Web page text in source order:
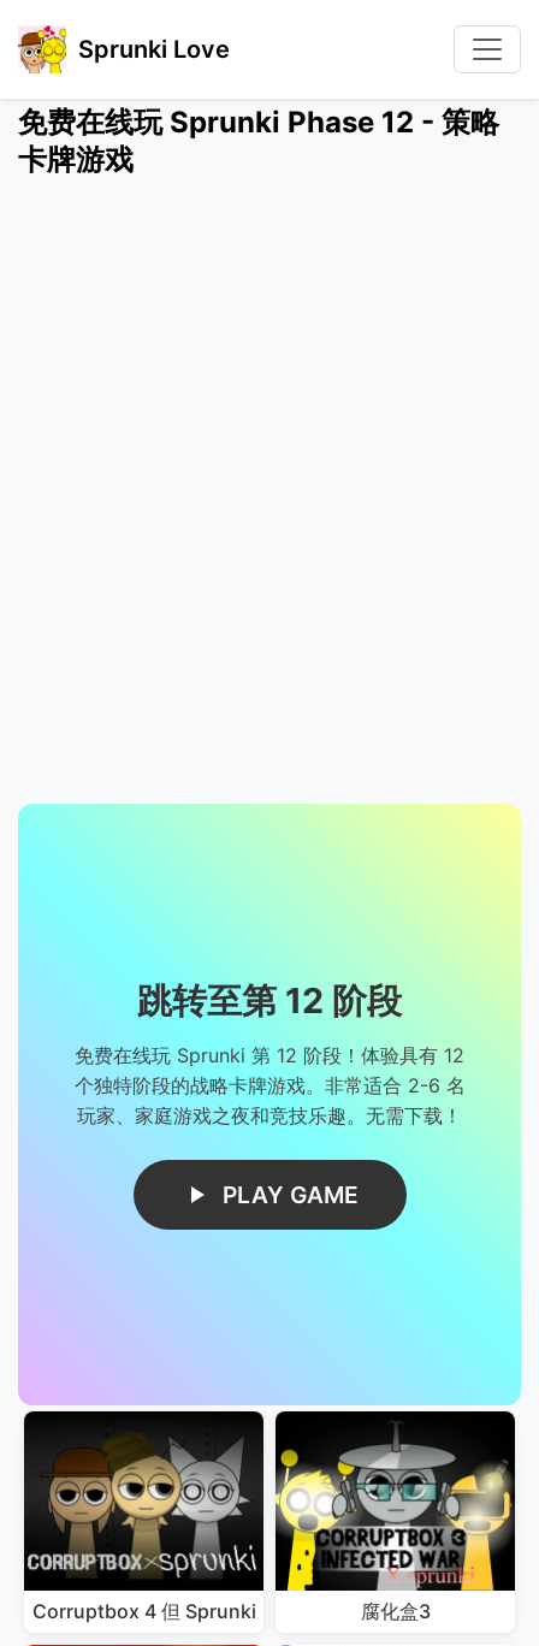
Sprunki Love
免费在线玩 Sprunki Phase 12 - 策略
卡牌游戏
跳转至第 12 阶段
免费在线玩 Sprunki 第 12 阶段！体验具有 12
个独特阶段的战略卡牌游戏。非常适合 2-6 名
玩家、家庭游戏之夜和竞技乐趣。无需下载！
PLAY GAME
Corruptbox 4 但 Sprunki 腐化盒3